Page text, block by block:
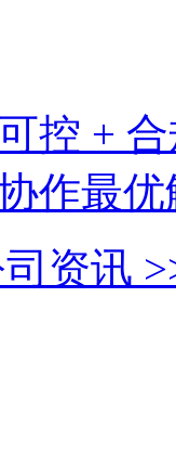
控 +
作最优
资讯